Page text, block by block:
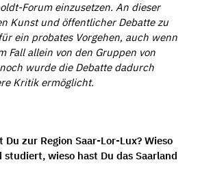
Forum einzusetzen. An dieser
Kunst und öffentlicher Debatte zu
ür ein probates Vorgehen, auch wenn
Fall allein von den Gruppen von
wurde die Debatte dadurch
Kritik ermöglicht.
Du zur Region Saar-Lor-Lux? Wieso
studiert, wieso hast Du das Saarland